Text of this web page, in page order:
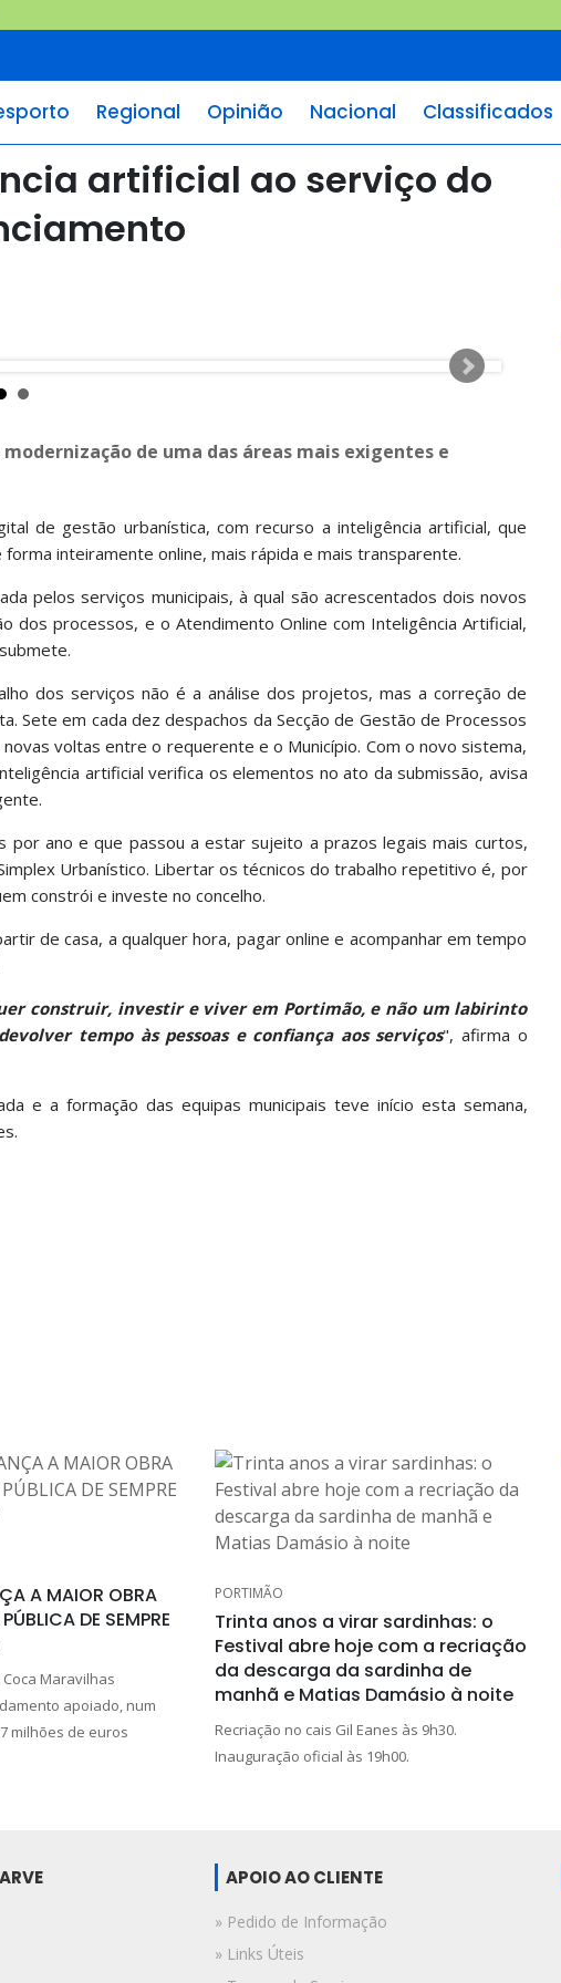
Regional Opinião Nacional Classificados
artificial ao serviço do
de uma das áreas mais exigentes e
de gestão urbanística, com recurso a inteligência artificial, que
inteiramente online, mais rápida e mais transparente.
pelos serviços municipais, à qual são acrescentados dois novos
dos processos, e o Atendimento Online com Inteligência Artificial,
dos serviços não é a análise dos projetos, mas a correção de
Sete em cada dez despachos da Secção de Gestão de Processos
voltas entre o requerente e o Município. Com o novo sistema,
artificial verifica os elementos no ato da submissão, avisa
por ano e que passou a estar sujeito a prazos legais mais curtos,
Urbanístico. Libertar os técnicos do trabalho repetitivo é, por
constrói e investe no concelho.
de casa, a qualquer hora, pagar online e acompanhar em tempo
construir, investir e viver em Portimão, e não um labirinto
tempo às pessoas e confiança aos serviços", afirma o
e a formação das equipas municipais teve início esta semana,
A MAIOR OBRA
DE SEMPRE
Maravilhas
apoiado, num
milhões de euros
PORTIMÃO
Trinta anos a virar sardinhas: o
Festival abre hoje com a recriação
da descarga da sardinha de
manhã e Matias Damásio à noite
Recriação no cais Gil Eanes às 9h30.
Inauguração oficial às 19h00.
APOIO AO CLIENTE
» Pedido de Informação
» Links Úteis